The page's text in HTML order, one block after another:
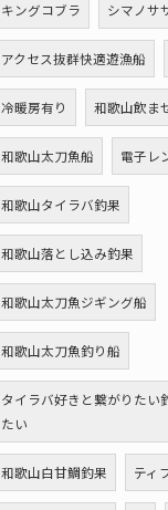
キングコブラ シマノサ
アクセス抜群快適遊漁船
冷暖房有り 和歌山飲ま
和歌山太刀魚船 電子レ
和歌山タイラバ釣果
和歌山落とし込み釣果
和歌山太刀魚ジギング船
和歌山太刀魚釣り船
タイラバ好きと繋がりたい
たい
和歌山白甘鯛釣果 ティ